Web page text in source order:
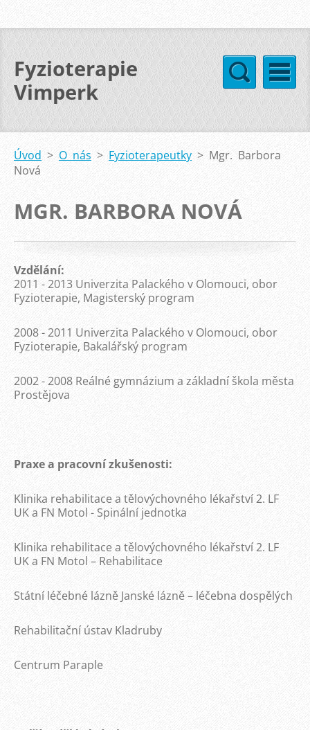
Fyzioterapie
Vimperk
Úvod > O nás > Fyzioterapeutky > Mgr. Barbora
Nová
MGR. BARBORA NOVÁ
Vzdělání:
2011 - 2013 Univerzita Palackého v Olomouci, obor
Fyzioterapie, Magisterský program
2008 - 2011 Univerzita Palackého v Olomouci, obor
Fyzioterapie, Bakalářský program
2002 - 2008 Reálné gymnázium a základní škola města
Prostějova
Praxe a pracovní zkušenosti:
Klinika rehabilitace a tělovýchovného lékařství 2. LF
UK a FN Motol - Spinální jednotka
Klinika rehabilitace a tělovýchovného lékařství 2. LF
UK a FN Motol – Rehabilitace
Státní léčebné lázně Janské lázně – léčebna dospělých
Rehabilitační ústav Kladruby
Centrum Paraple